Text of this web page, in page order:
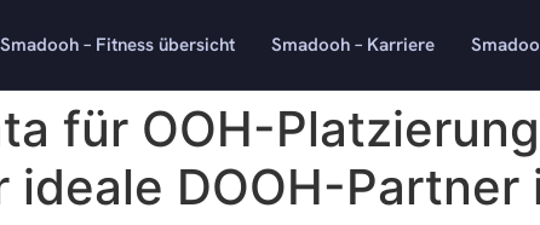
Smadooh – Fitness übersicht Smadooh – Karriere
für OOH-
ideale DOOH-Partner